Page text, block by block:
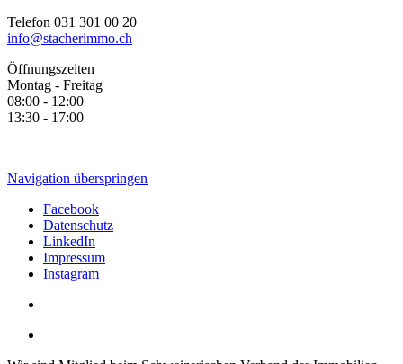
Telefon 031 301 00 20
info@stacherimmo.ch
Öffnungszeiten
Montag - Freitag
08:00 - 12:00
13:30 - 17:00
Navigation überspringen
Facebook
Datenschutz
LinkedIn
Impressum
Instagram